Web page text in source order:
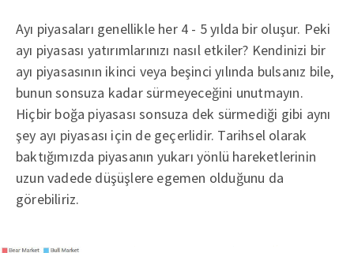
Ayı piyasaları genellikle her 4 - 5 yılda bir oluşur. Peki
ayı piyasası yatırımlarınızı nasıl etkiler? Kendinizi bir
ayı piyasasının ikinci veya beşinci yılında bulsanız bile,
bunun sonsuza kadar sürmeyeceğini unutmayın.
Hiçbir boğa piyasası sonsuza dek sürmediği gibi aynı
şey ayı piyasası için de geçerlidir. Tarihsel olarak
baktığımızda piyasanın yukarı yönlü hareketlerinin
uzun vadede düşüşlere egemen olduğunu da
görebiliriz.